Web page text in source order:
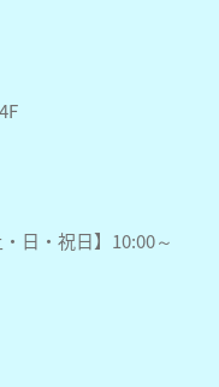
日・祝日】10:00～